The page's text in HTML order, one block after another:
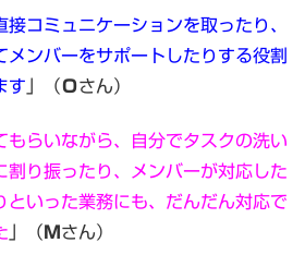
コミュニケーションを取ったり、
メンバーをサポートしたりする役割
す 」（Ｏさん）
もらいながら、自分でタスクの洗い
割り振ったり、メンバーが対応した
といった業務にも、だんだん対応で
」（ Ｍ さん）